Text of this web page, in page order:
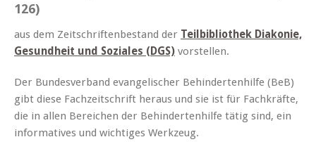
126)
aus dem Zeitschriftenbestand der Teilbibliothek Diakonie,
Gesundheit und Soziales (DGS) vorstellen.
Der Bundesverband evangelischer Behindertenhilfe (BeB)
gibt diese Fachzeitschrift heraus und sie ist für Fachkräfte,
die in allen Bereichen der Behindertenhilfe tätig sind, ein
informatives und wichtiges Werkzeug.